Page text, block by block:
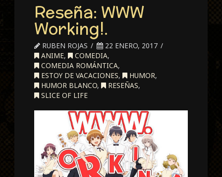
Reseña: WWW
Working!.
RUBEN ROJAS
22 ENERO, 2017
ANIME, COMEDIA,
COMEDIA ROMÁNTICA,
ESTOY DE VACACIONES, HUMOR,
HUMOR BLANCO, RESEÑAS,
SLICE OF LIFE